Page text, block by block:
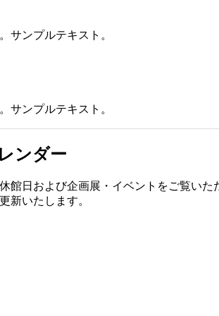
サンプルテキスト。
サンプルテキスト。
ンダー
館日および企画展・イベントをご覧いた
新いたします。